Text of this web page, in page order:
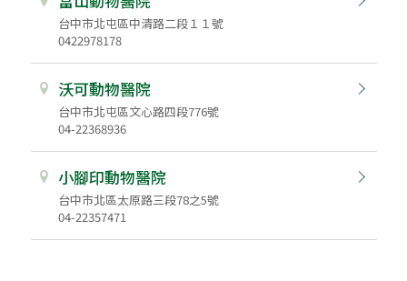
台中市北屯區中清路二段１１號
0422978178
沃可動物醫院
台中市北屯區文心路四段776號
04-22368936
小腳印動物醫院
台中市北區太原路三段78之5號
04-22357471